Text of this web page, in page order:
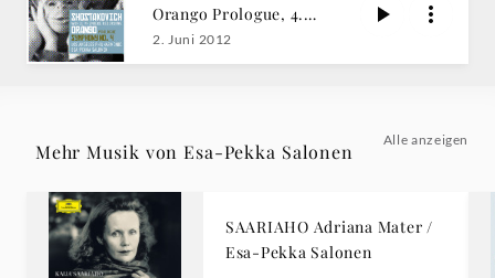
Orango Prologue, 4.
Symphonie Salonen
2. Juni 2012
Mehr Musik von Esa-Pekka Salonen
Alle anzeigen
SAARIAHO Adriana Mater /
Esa-Pekka Salonen